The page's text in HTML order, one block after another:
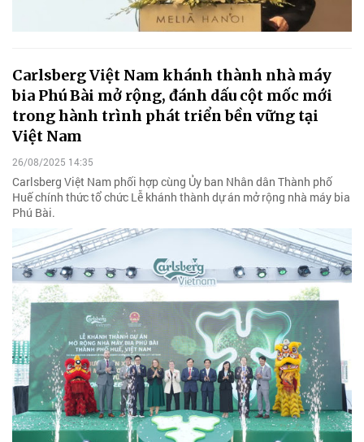
Carlsberg Việt Nam khánh thành nhà máy
bia Phú Bài mở rộng, đánh dấu cột mốc mới
trong hành trình phát triển bền vững tại
Việt Nam
26/08/2025 14:35
Carlsberg Việt Nam phối hợp cùng Ủy ban Nhân dân Thành phố
Huế chính thức tổ chức Lễ khánh thành dự án mở rộng nhà máy bia
Phú Bài.